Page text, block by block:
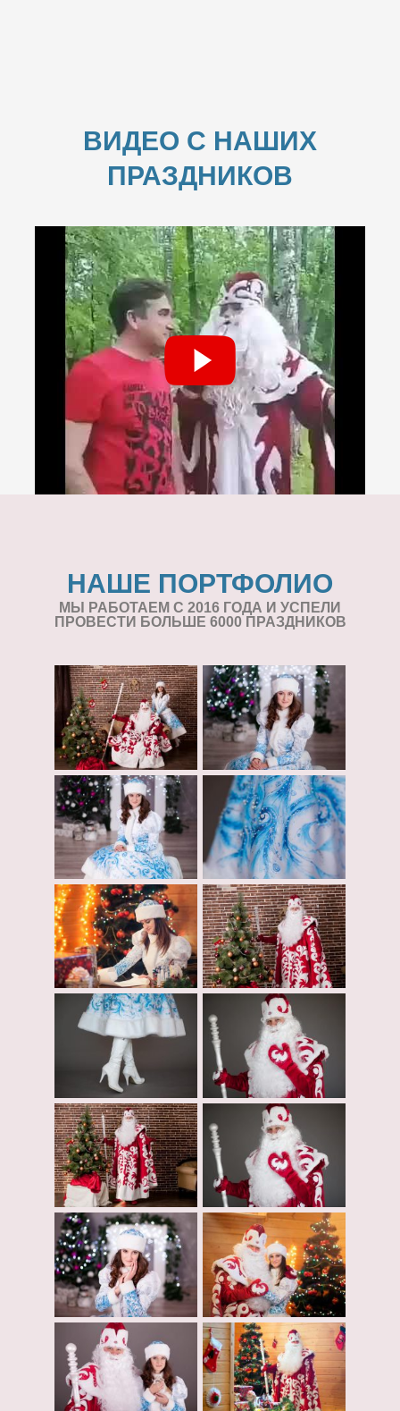
ВИДЕО С НАШИХ
ПРАЗДНИКОВ
НАШЕ ПОРТФОЛИО
МЫ РАБОТАЕМ С 2016 ГОДА И УСПЕЛИ
ПРОВЕСТИ БОЛЬШЕ 6000 ПРАЗДНИКОВ